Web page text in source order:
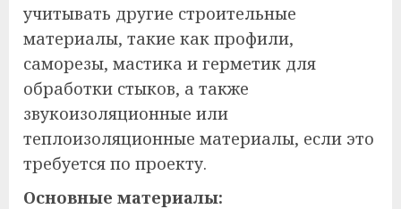
учитывать другие строительные
материалы, такие как профили,
саморезы, мастика и герметик для
обработки стыков, а также
звукоизоляционные или
теплоизоляционные материалы, если это
требуется по проекту.
Основные материалы: